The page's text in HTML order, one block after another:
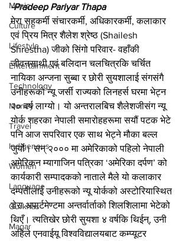
Music
Culture
Lifestyle
Entertainment
Technology
Money
Travel
Indigenous
Women
Language
Gurkhas
Magar
-Pradeep Pariyar Thapa
मेरा सहकर्मी संचारकर्मी, अधिकारकर्मी, कलाकार
एवं प्रिय मित्र शैलेश श्रेष्ठ (Shailesh
Shrestha) जीको सिंगो परिवार- वहाँकी
जीवनसाथी एवं बलिदान चलचित्रकि चर्चित
नायिका अन्जना सुब्बा र छोरी सुयशालाई संगसंगै
उनीहरूको न्यू जर्सी राज्यको लिनहर्स घरमा भेट्न
२० वर्ष लाग्यो। यो अन्तरालबिच शैलेशजीसंग न्यू
योर्क शहरका नेपाली समारोहहरूमा सयौं पटक भेटे
पनि आज सपरिवार एक साथ भेट्ने मौका बल्ल
जुर्यो। सन् २००० मा अमेरिकाको पहिलो नेपाली
अमेरिकन म्यागाजिन पत्रिका ‘अमेरिका दर्पण’ को
कार्यकारी सम्पादकको नाताले मैले यो कलाकार
दम्पतीलाई उनीहरूको न्यू योर्कको अस्टोरियास्थित
डेरा अपार्टमेण्टमा अन्तर्वार्ताको शिलशिलामा भेटेको
थिएँ। त्यतिखेर छोरी सुयशा ४ वर्षकि थिईन्, उनी
अहिले एनवाईयू विश्वविद्यालयबाट कम्प्यूटर